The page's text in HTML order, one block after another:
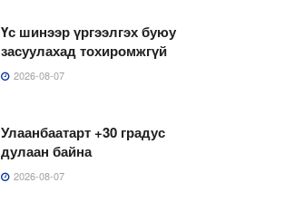
Үс шинээр үргээлгэх буюу
засуулахад тохиромжгүй
2026-08-07
Улаанбаатарт +30 градус
дулаан байна
2026-08-07